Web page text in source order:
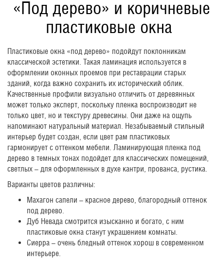
«Под дерево» и коричневые
пластиковые окна
Пластиковые окна «под дерево» подойдут поклонникам
классической эстетики. Такая ламинация используется в
оформлении оконных проемов при реставрации старых
зданий, когда важно сохранить их исторический облик.
Качественные профили визуально отличить от деревянных
может только эксперт, поскольку пленка воспроизводит не
только цвет, но и текстуру древесины. Они даже на ощупь
напоминают натуральный материал. Незабываемый стильный
интерьер будет создан, если цвет рам пластиковых
гармонирует с оттенком мебели. Ламинирующая пленка под
дерево в темных тонах подойдет для классических помещений,
светлых – для оформленных в духе кантри, прованса, рустика.
Варианты цветов различны:
Махагон сапели – красное дерево, благородный оттенок
под дерево.
Дуб Невада смотрится изысканно и богато, с ним
пластиковые окна станут украшением комнаты.
Сиерра – очень бледный оттенок хорош в современном
интерьере.